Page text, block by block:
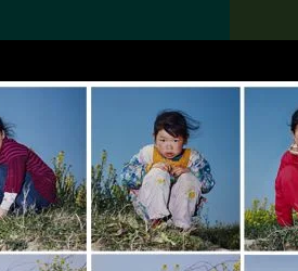
藏品 Search the
果